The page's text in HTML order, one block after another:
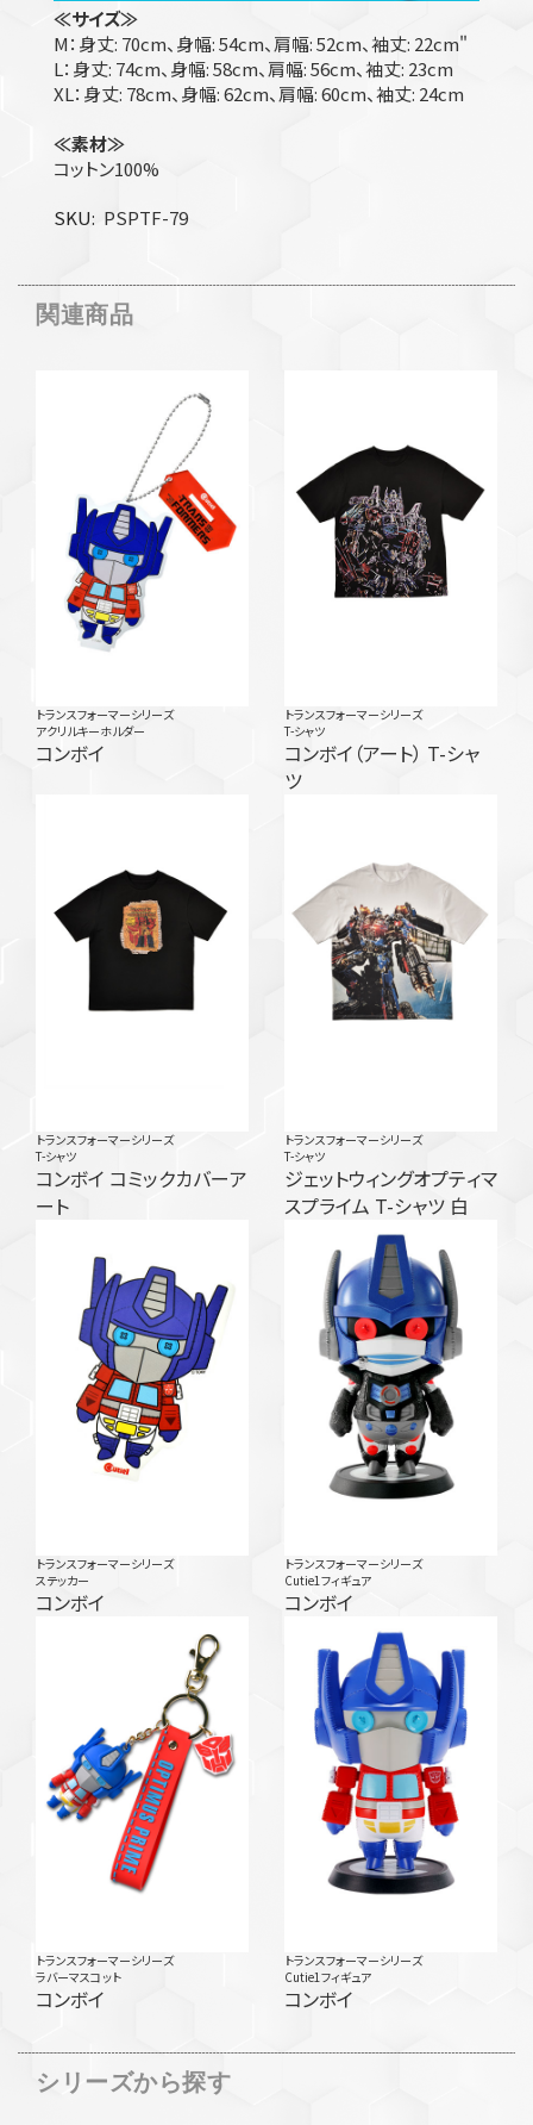
≪サイズ≫
M：身丈: 70cm、身幅: 54cm、肩幅: 52cm、袖丈: 22cm"
L：身丈: 74cm、身幅: 58cm、肩幅: 56cm、袖丈: 23cm
XL：身丈: 78cm、身幅: 62cm、肩幅: 60cm、袖丈: 24cm
≪素材≫
コットン100%
SKU
PSPTF-79
関連商品
トランスフォーマーシリーズ
アクリルキーホルダー
コンボイ
トランスフォーマーシリーズ
T-シャツ
コンボイ（アート） T-シャ
ツ
トランスフォーマーシリーズ
T-シャツ
コンボイ コミックカバーア
ート
トランスフォーマーシリーズ
T-シャツ
ジェットウィングオプティマ
スプライム T-シャツ 白
トランスフォーマーシリーズ
ステッカー
コンボイ
トランスフォーマーシリーズ
Cutie1フィギュア
コンボイ
トランスフォーマーシリーズ
ラバーマスコット
コンボイ
トランスフォーマーシリーズ
Cutie1フィギュア
コンボイ
シリーズから探す